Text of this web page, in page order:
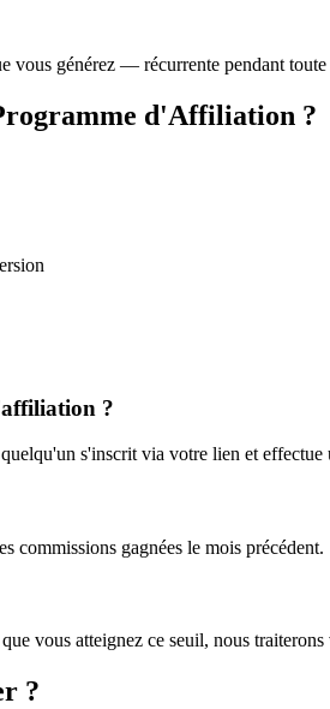
vous générez — récurrente pendant
d'Affiliation ?
?
s'inscrit via votre lien et effectue
commissions gagnées le mois précédent.
vous atteignez ce seuil, nous
?